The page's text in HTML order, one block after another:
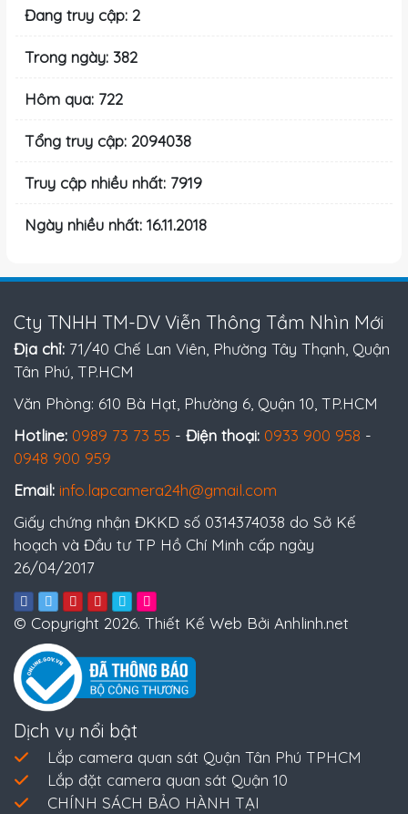
Đang truy cập: 2
Trong ngày: 382
Hôm qua: 722
Tổng truy cập: 2094038
Truy cập nhiều nhất: 7919
Ngày nhiều nhất: 16.11.2018
Cty TNHH TM-DV Viễn Thông Tầm Nhìn Mới
Địa chỉ: 71/40 Chế Lan Viên, Phường Tây Thạnh, Quận
Tân Phú, TP.HCM
Văn Phòng: 610 Bà Hạt, Phường 6, Quận 10, TP.HCM
Hotline: 0989 73 73 55 - Điện thoại: 0933 900 958 -
0948 900 959
Email: info.lapcamera24h@gmail.com
Giấy chứng nhận ĐKKD số 0314374038 do Sở Kế
hoạch và Đầu tư TP Hồ Chí Minh cấp ngày
26/04/2017
© Copyright 2026. Thiết Kế Web Bởi Anhlinh.net
Dịch vụ nổi bật
Lắp camera quan sát Quận Tân Phú TPHCM
Lắp đặt camera quan sát Quận 10
CHÍNH SÁCH BẢO HÀNH TẠI